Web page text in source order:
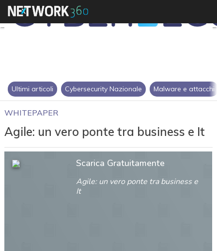
Ultimi articoli Cybersecurity Nazionale Malware e attacchi
WHITEPAPER
Agile: un vero ponte tra business e It
Scarica Gratuitamente
Agile: un vero ponte tra business e
It